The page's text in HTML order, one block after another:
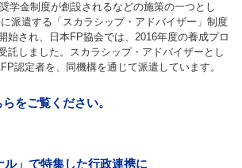
学金制度が創設されるなどの施策の一つとし
派遣する「スカラシップ・アドバイザー」制度
始され、日本FP協会では、2016年度の養成プロ
託しました。スカラシップ・アドバイザーとし
認定者を、同機構を通じて派遣しています。
をご覧ください。
ル」で特集した行政連携に